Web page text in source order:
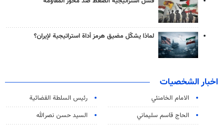
لماذا يشكّل مضيق هرمز أداة استراتيجية لإيران؟
اخبار الشخصيات
الامام الخامنئي
رئیس السلطة القضائیة
الحاج قاسم سليماني
السيد حسن نصرالله